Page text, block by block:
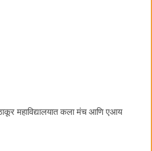
महाविद्यालयात कला मंच आणि एआय